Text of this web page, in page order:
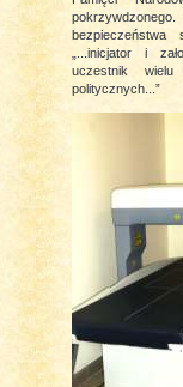
bezpieczeństwa
„...inicjator i
uczestnik wielu
politycznych...”